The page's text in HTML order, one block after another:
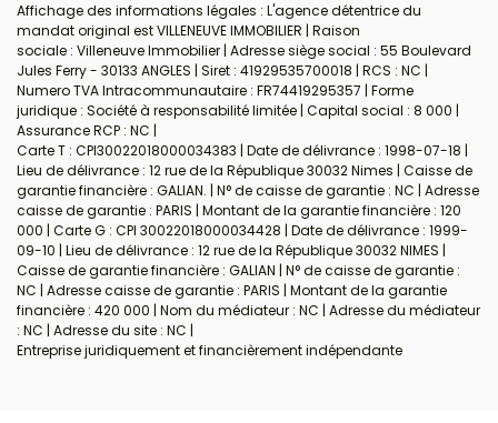
Affichage des informations légales : L'agence détentrice du
mandat original est VILLENEUVE IMMOBILIER | Raison
sociale : Villeneuve Immobilier | Adresse siège social : 55 Boulevard
Jules Ferry - 30133 ANGLES | Siret : 41929535700018 | RCS : NC |
Numero TVA Intracommunautaire : FR74419295357 | Forme
juridique : Société à responsabilité limitée | Capital social : 8 000 |
Assurance RCP : NC |
Carte T : CPI30022018000034383 | Date de délivrance : 1998-07-18 |
Lieu de délivrance : 12 rue de la République 30032 Nimes | Caisse de
garantie financière : GALIAN. | N° de caisse de garantie : NC | Adresse
caisse de garantie : PARIS | Montant de la garantie financière : 120
000 | Carte G : CPI 30022018000034428 | Date de délivrance : 1999-
09-10 | Lieu de délivrance : 12 rue de la République 30032 NIMES |
Caisse de garantie financière : GALIAN | N° de caisse de garantie :
NC | Adresse caisse de garantie : PARIS | Montant de la garantie
financière : 420 000 | Nom du médiateur : NC | Adresse du médiateur
: NC | Adresse du site : NC |
Entreprise juridiquement et financièrement indépendante